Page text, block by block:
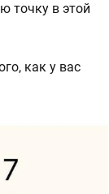
точку в этой
как у вас